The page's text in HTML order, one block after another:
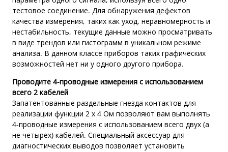
тестовое соединение. Для обнаружения дефектов
качества измерения, таких как уход, неравномерность и
нестабильность, текущие данные можно просматривать
в виде трендов или гистограмм в уникальном режиме
анализа. В данном классе приборов таких графических
возможностей нет ни у одного другого прибора.
Проводите 4-проводные измерения с использованием
всего 2 кабелей
Запатентованные раздельные гнезда контактов для
реализации функции 2 х 4 Ом позволяют вам выполнять
4-проводные измерения с использованием всего двух (а
не четырех) кабелей. Специальный аксессуар для
диагностических выводов позволяет установить